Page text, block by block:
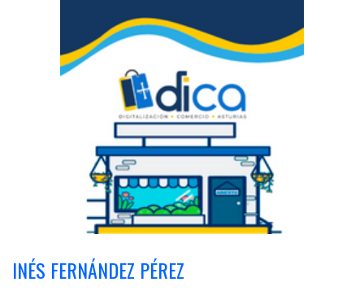
INÉS FERNÁNDEZ PÉREZ